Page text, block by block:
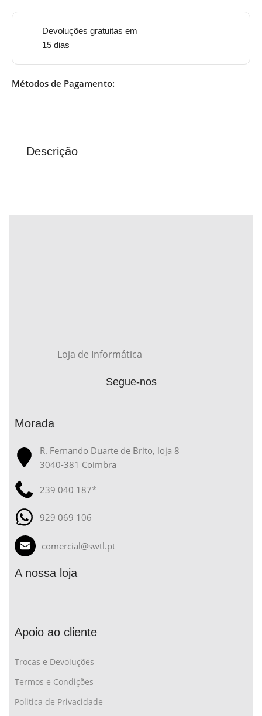
Devoluções gratuitas em
15 dias
Métodos de Pagamento:
Descrição
Loja de Informática
Segue-nos
Morada
R. Fernando Duarte de Brito, loja 8
3040-381 Coimbra
239 040 187*
929 069 106
comercial@swtl.pt
A nossa loja
Apoio ao cliente
Trocas e Devoluções
Termos e Condições
Politica de Privacidade